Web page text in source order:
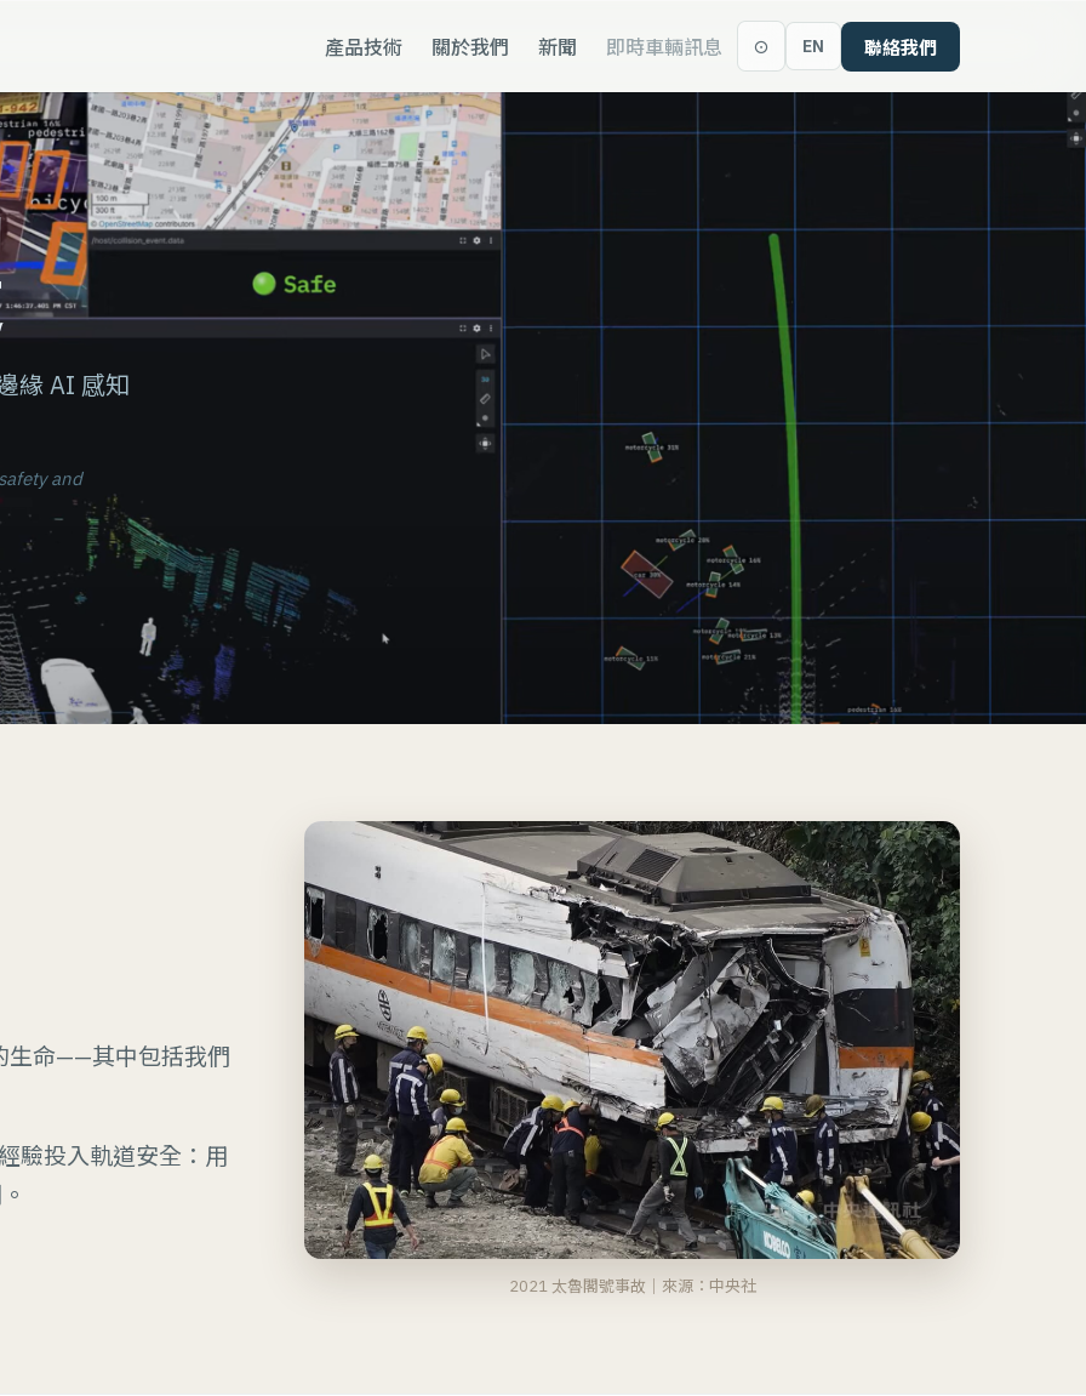
產品技術 關於我們 新聞 即時車輛訊息 ⊙ EN 聯絡我們
緣 AI 感知
and
生命——其中包括我們
驗投入軌道安全：用
2021 太魯閣號事故｜來源：中央社